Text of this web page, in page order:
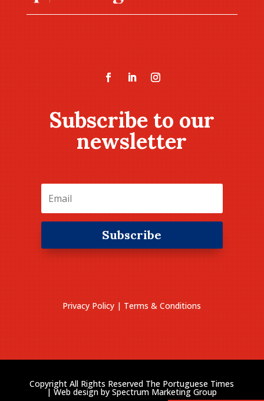
Subscribe to our
newsletter
Subscribe
Privacy Policy | Terms & Conditions
Copyright All Rights Reserved The Portuguese Times
| Web design bySpectrum Marketing Group